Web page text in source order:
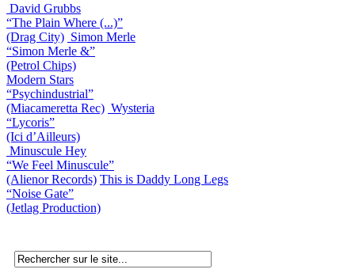
David Grubbs
“The Plain Where (...)”
(Drag City) Simon Merle
“Simon Merle &”
(Petrol Chips)
Modern Stars
“Psychindustrial”
(Miacameretta Rec) Wysteria
“Lycoris”
(Ici d’Ailleurs)
Minuscule Hey
“We Feel Minuscule”
(Alienor Records) This is Daddy Long Legs
“Noise Gate”
(Jetlag Production)